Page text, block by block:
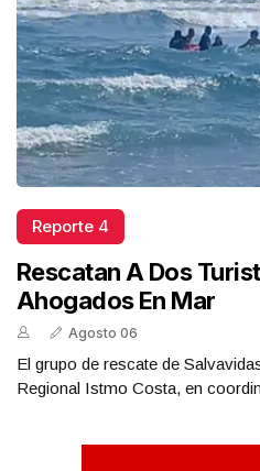
Reporte 4
Rescatan A Dos
Ahogados En Mar
Agosto 06
El grupo de rescate de
Regional Istmo Costa, en